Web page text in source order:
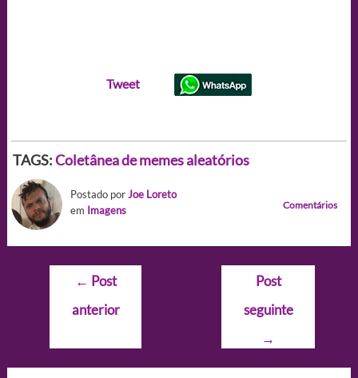
Tweet
TAGS:Coletânea de memes aleatórios
Postado porJoe Loreto
em Imagens Comentários
Navegação
Post
← Post
anterior
Post
seguinte
→